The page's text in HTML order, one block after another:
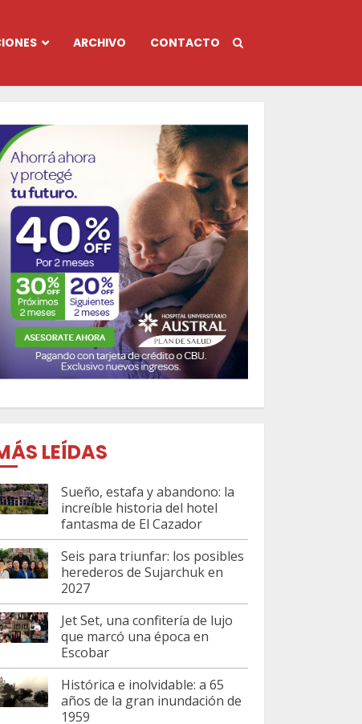
ARCHIVO CONTACTO
LEÍDAS
Sueño, estafa y abandono: la
increíble historia del hotel
fantasma de El Cazador
Seis para triunfar: los posibles
herederos de Sujarchuk en
2027
Jet Set, una confitería de lujo
que marcó una época en
Escobar
Histórica e inolvidable: a 65
años de la gran inundación de
1959